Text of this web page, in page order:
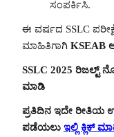
ಸಂಪರ್ಕಿಸಿ.
ಈ ವರ್ಷದ SSLC
ಮಾಹಿತಿಗಾಗಿ KSEAB
SSLC 2025 ರಿಜಲ್ಟ್
ಮಾಡಿ
ಪ್ರತಿದಿನ ಇದೇ ರೀತಿಯ
ಪಡೆಯಲು ಇಲ್ಲಿ ಕ್ಲಿಕ್